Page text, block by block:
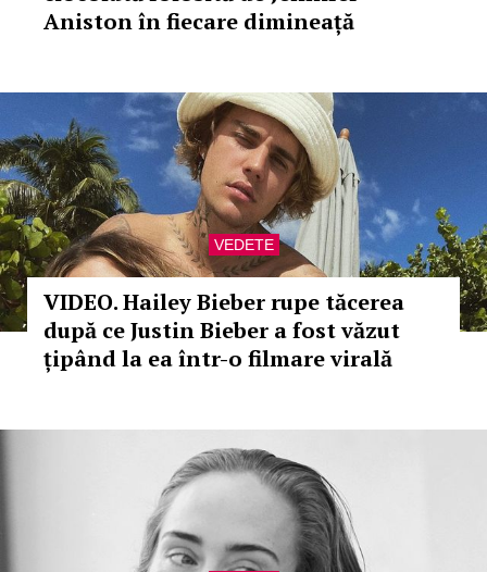
Aniston în fiecare dimineață
VEDETE
VIDEO. Hailey Bieber rupe tăcerea
după ce Justin Bieber a fost văzut
țipând la ea într-o filmare virală